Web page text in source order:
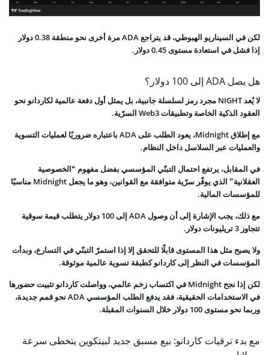
لكن في السيناريو الهبوطي، قد يتراجع ADA مرة أخرى نحو منطقة 0.38 دولار
إذا فشل في استعادة مستوى 0.45 دولار.
هل يصل ADA إلى 100 دولار؟
لا يُعد NIGHT مجرد رمز لسلسلة جانبية، بل يمثل أول دفعة عالمية لكاردانو نحو
العقود الذكية الخاصة وتطبيقات Web3 السرّية.
مع إطلاق Midnight، يعود الطلب على ADA باعتباره ضروريًا لعمليات التسوية
والعمليات عبر السلاسل داخل النظام.
في المقابل، يرتفع احتمال التبنّي المؤسسي بفضل مفهوم “الخصوصية
العقلانية” الذي يوفّر سرّية متوافقة مع القوانين، وهو ما يجعل Midnight مناسبًا
للمؤسسات المالية.
مع ذلك، يجب الإشارة إلى أن وصول ADA إلى 100 دولار يتطلب قيمة سوقية
تتجاوز 3 تريليونات دولار.
ولا يصبح مثل هذا المستوى قابلًا للتحقق إلا إذا استمرّ التبنّي في التسارع، وبدأت
المؤسسات في النظر إلى كاردانو كطبقة تسوية عالمية موثوقة.
لكن إذا نجح Midnight في اكتساب زخم عالمي، وواصلت كاردانو تثبيت حضورها
في الاستخدامات الحقيقية، فقد يدفع الطلب المؤسسي ADA نحو قمم جديدة،
وربما نحو مستوى 100 دولار خلال السنوات المقبلة.
مع بدء ترقيات كاردانو: بيع مسبق جديد لبيتكوين يتخطى سرعة